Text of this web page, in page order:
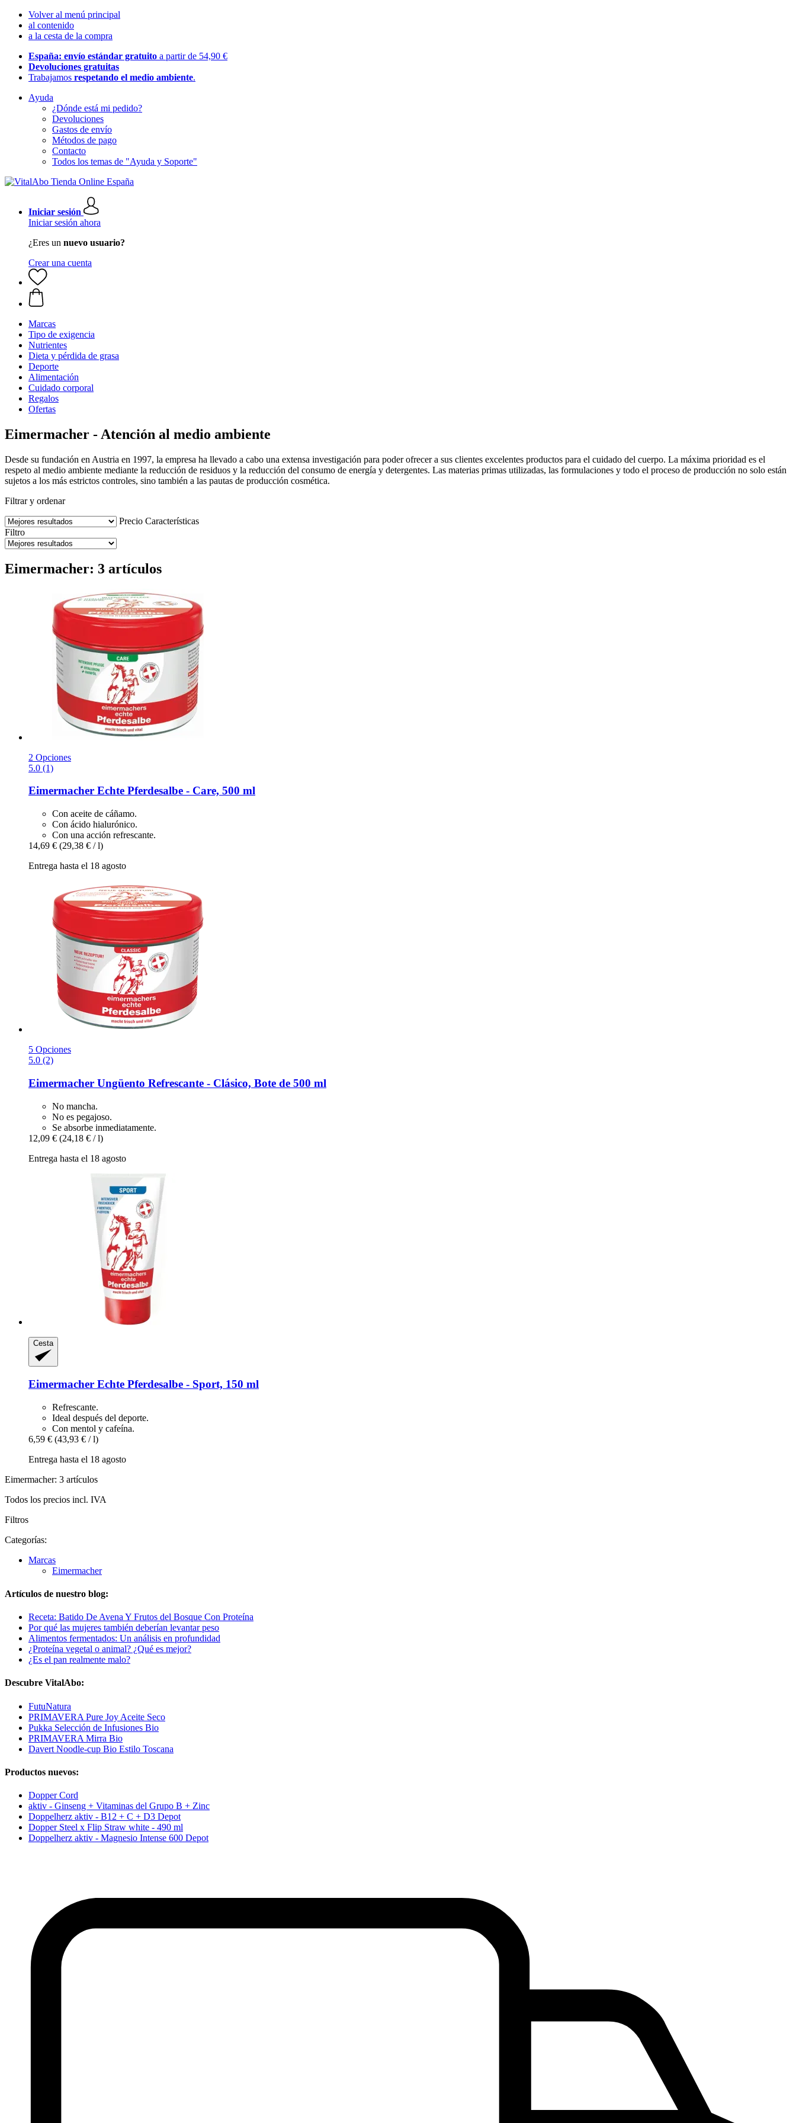
Volver al menú principal
al contenido
a la cesta de la compra
España: envío estándar gratuito a partir de 54,90 €
Devoluciones gratuitas
Trabajamos respetando el medio ambiente.
Ayuda
¿Dónde está mi pedido?
Devoluciones
Gastos de envío
Métodos de pago
Contacto
Todos los temas de "Ayuda y Soporte"
Iniciar sesión
Iniciar sesión ahora
¿Eres un nuevo usuario?
Crear una cuenta
Marcas
Tipo de exigencia
Nutrientes
Dieta y pérdida de grasa
Deporte
Alimentación
Cuidado corporal
Regalos
Ofertas
Eimermacher - Atención al medio ambiente
Desde su fundación en Austria en 1997, la empresa ha llevado a cabo una extensa investigación para poder ofrecer a sus clientes excelentes productos para el cuidado del cuerpo. La máxima prioridad es el
respeto al medio ambiente mediante la reducción de residuos y la reducción del consumo de energía y detergentes. Las materias primas utilizadas, las formulaciones y todo el proceso de producción no solo están
sujetos a los más estrictos controles, sino también a las pautas de producción cosmética.
Filtrar y ordenar
Precio Características
Filtro
Eimermacher: 3 artículos
2 Opciones
5.0 (1)
Eimermacher Echte Pferdesalbe -​ Care, 500 ml
Con aceite de cáñamo.
Con ácido hialurónico.
Con una acción refrescante.
14,69 € (29,38 € / l)
Entrega hasta el 18 agosto
5 Opciones
5.0 (2)
Eimermacher Ungüento Refrescante -​ Clásico, Bote de 500 ml
No mancha.
No es pegajoso.
Se absorbe inmediatamente.
12,09 € (24,18 € / l)
Entrega hasta el 18 agosto
Cesta
Eimermacher Echte Pferdesalbe -​ Sport, 150 ml
Refrescante.
Ideal después del deporte.
Con mentol y cafeína.
6,59 € (43,93 € / l)
Entrega hasta el 18 agosto
Eimermacher: 3 artículos
Todos los precios incl. IVA
Filtros
Categorías:
Marcas
Eimermacher
Artículos de nuestro blog:
Receta: Batido De Avena Y Frutos del Bosque Con Proteína
Por qué las mujeres también deberían levantar peso
Alimentos fermentados: Un análisis en profundidad
¿Proteína vegetal o animal? ¿Qué es mejor?
¿Es el pan realmente malo?
Descubre VitalAbo:
FutuNatura
PRIMAVERA Pure Joy Aceite Seco
Pukka Selección de Infusiones Bio
PRIMAVERA Mirra Bio
Davert Noodle-cup Bio Estilo Toscana
Productos nuevos:
Dopper Cord
aktiv - Ginseng + Vitaminas del Grupo B + Zinc
Doppelherz aktiv - B12 + C + D3 Depot
Dopper Steel x Flip Straw white - 490 ml
Doppelherz aktiv - Magnesio Intense 600 Depot